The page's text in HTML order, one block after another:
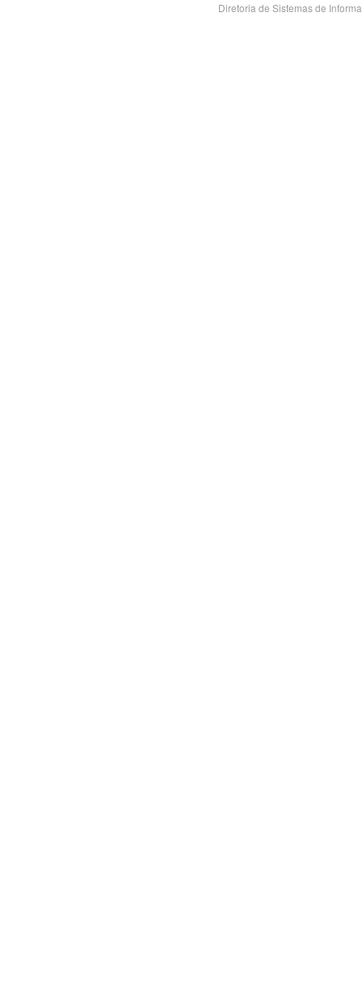
Diretoria de Sistemas de